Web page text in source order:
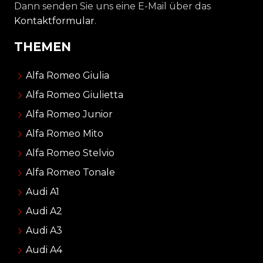
Dann senden Sie uns eine E-Mail über das
Kontaktformular.
THEMEN
Alfa Romeo Giulia
Alfa Romeo Giulietta
Alfa Romeo Junior
Alfa Romeo Mito
Alfa Romeo Stelvio
Alfa Romeo Tonale
Audi A1
Audi A2
Audi A3
Audi A4